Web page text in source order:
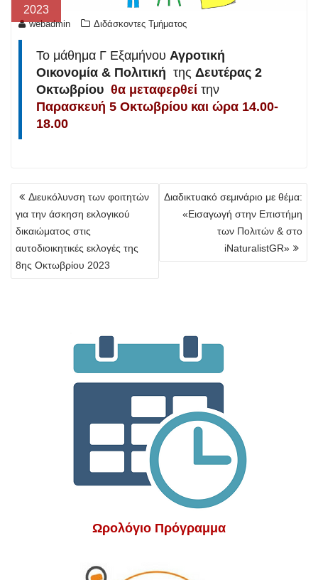
2023
webadmin Διδάσκοντες Τμήματος
Το μάθημα Γ Εξαμήνου Αγροτική
Οικονομία & Πολιτική της Δευτέρας 2
Οκτωβρίου θα μεταφερθεί την
Παρασκευή 5 Οκτωβρίου και ώρα 14.00-
18.00
Πλοήγηση
Διευκόλυνση των φοιτητών
για την άσκηση εκλογικού
δικαιώματος στις
αυτοδιοικητικές εκλογές της
8ης Οκτωβρίου 2023
Διαδικτυακό σεμινάριο με θέμα:
«Εισαγωγή στην Επιστήμη
των Πολιτών & στο
iNaturalistGR»
Ωρολόγιο Πρόγραμμα